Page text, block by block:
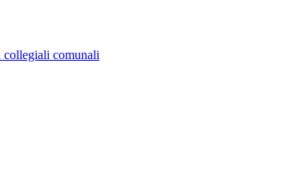
collegiali comunali